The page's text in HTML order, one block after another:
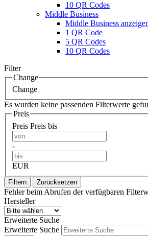
10 QR Codes
Middle Business
Middle Business
1 QR Code
5 QR Codes
10 QR Codes
Filter
Change
Change
Es wurden keine passenden Filterwerte
Preis
Preis Preis bis
-
EUR
Filtern Zurücksetzen
Fehler beim Abrufen der verfügbaren
Hersteller
Erweiterte Suche
Erweiterte Suche